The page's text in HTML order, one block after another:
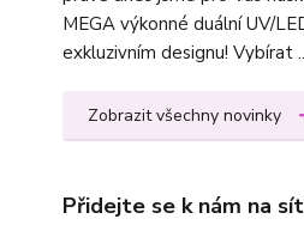
MEGA výkonné duální UV/
exkluzivním designu! Vybírat
Zobrazit všechny novinky
Přidejte se k nám na